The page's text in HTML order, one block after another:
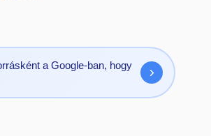
a Google-ban, hogy